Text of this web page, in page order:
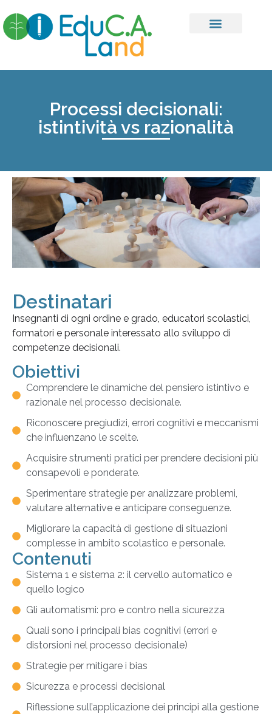
Processi decisionali:
istintività vs razionalità
Destinatari
Insegnanti di ogni ordine e grado, educatori scolastici,
formatori e personale interessato allo sviluppo di
competenze decisionali.
Obiettivi
Comprendere le dinamiche del pensiero istintivo e
razionale nel processo decisionale.
Riconoscere pregiudizi, errori cognitivi e meccanismi
che influenzano le scelte.
Acquisire strumenti pratici per prendere decisioni più
consapevoli e ponderate.
Sperimentare strategie per analizzare problemi,
valutare alternative e anticipare conseguenze.
Migliorare la capacità di gestione di situazioni
complesse in ambito scolastico e personale.
Contenuti
Sistema 1 e sistema 2: il cervello automatico e
quello logico
Gli automatismi: pro e contro nella sicurezza
Quali sono i principali bias cognitivi (errori e
distorsioni nel processo decisionale)
Strategie per mitigare i bias
Sicurezza e processi decisional
Riflessione sull’applicazione dei principi alla gestione